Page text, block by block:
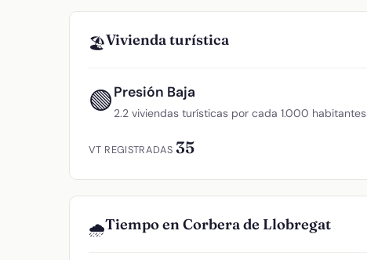
🏖️Vivienda turística
🟢Presión Baja
2.2 viviendas turísticas por cada 1.000 habitantes
VT REGISTRADAS 35
🌧️Tiempo en Corbera de Llobregat